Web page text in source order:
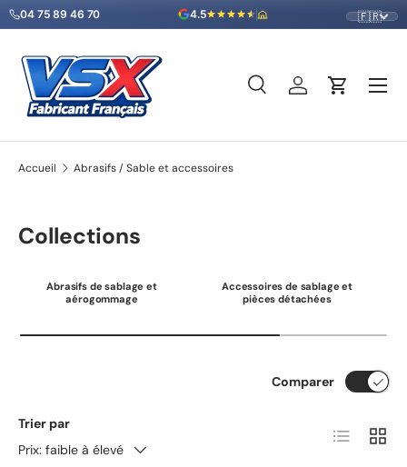
Aller au contenu
04 75 89 46 70 4.5 🇫🇷
Recherche
Type de produit
RechercheSe connecter
Panier
Menu
Accueil Abrasifs / Sable et accessoires
Collections
Abrasifs de sablage et
aérogommage
Accessoires de sablage et
pièces détachées
Trier par
Prix: faible à élevé
Comparer
Liste Grille